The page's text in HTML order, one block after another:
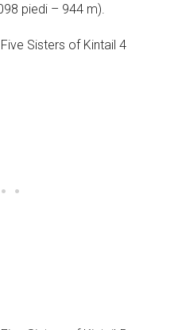
piedi – 944 m).